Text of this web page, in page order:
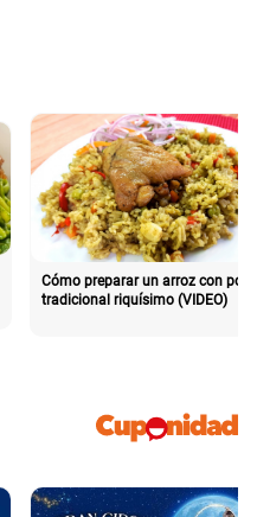
Cómo preparar un arroz con pollo
tradicional riquísimo (VIDEO)